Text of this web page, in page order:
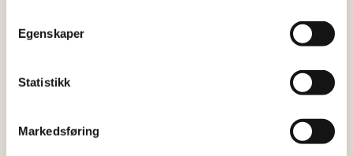
Egenskaper
Statistikk
Markedsføring
เช่น พยาบาลสาธารณสุข คุณก็สามารถลองโทรหาพวก
หากคุณต้องการหาใครบางคนพูดคุยด้วย หน้าต่อไปนี้
สายด่วนสภากาชาดสำหรับผู้ที่มีอายุ